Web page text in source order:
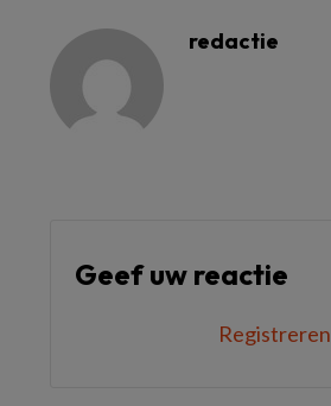
redactie
Geef uw reactie
Registreren